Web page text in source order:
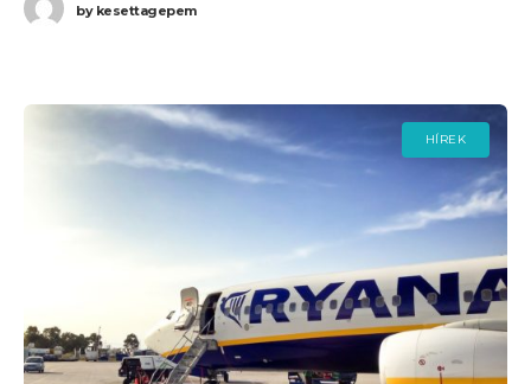
bykesettagepem
HÍREK